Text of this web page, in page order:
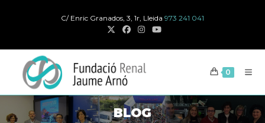
C/ Enric Granados, 3, 1r, Lleida 973 241 041
0
BLOG